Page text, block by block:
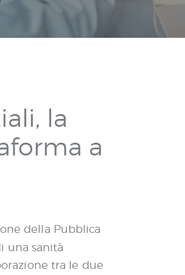
la
a
della Pubblica
una sanità
tra le due